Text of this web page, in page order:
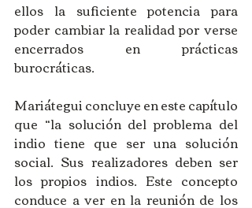
ellos la suficiente potencia para
poder cambiar la realidad por verse
encerrados en prácticas
burocráticas.
Mariátegui concluye en este capítulo
que “la solución del problema del
indio tiene que ser una solución
social. Sus realizadores deben ser
los propios indios. Este concepto
conduce a ver en la reunión de los